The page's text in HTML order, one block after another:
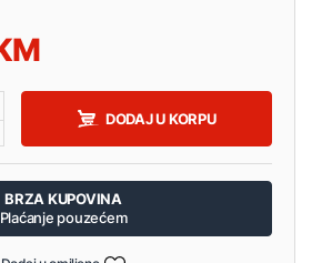
DODAJ U KORPU
BRZA KUPOVINA
Plaćanje pouzećem